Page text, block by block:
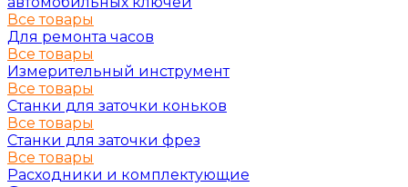
Все товары
Для ремонта часов
Все товары
Измерительный инструмент
Все товары
Станки для заточки коньков
Все товары
Станки для заточки фрез
Все товары
Расходники и комплектующие